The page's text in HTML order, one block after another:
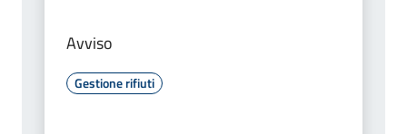
Avviso
Gestione rifiuti